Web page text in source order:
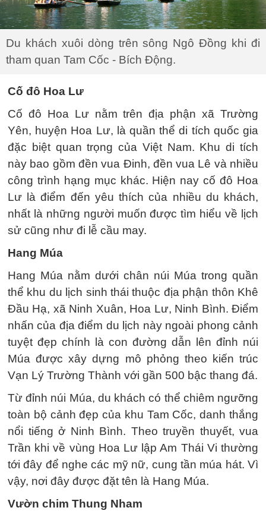
Du khách xuôi dòng trên sông Ngô Đồng khi đi
tham quan Tam Cốc - Bích Động.
Cố đô Hoa Lư
Cố đô Hoa Lư nằm trên địa phận xã Trường
Yên, huyện Hoa Lư, là quần thể di tích quốc gia
đặc biệt quan trọng của Việt Nam. Khu di tích
này bao gồm đền vua Đinh, đền vua Lê và nhiều
công trình hạng mục khác. Hiện nay cố đô Hoa
Lư là điểm đến yêu thích của nhiều du khách,
nhất là những người muốn được tìm hiểu về lịch
sử cũng như đi lễ cầu may.
Hang Múa
Hang Múa nằm dưới chân núi Múa trong quần
thể khu du lịch sinh thái thuộc địa phận thôn Khê
Đầu Hạ, xã Ninh Xuân, Hoa Lư, Ninh Bình. Điểm
nhấn của địa điểm du lịch này ngoài phong cảnh
tuyệt đẹp chính là con đường dẫn lên đỉnh núi
Múa được xây dựng mô phỏng theo kiến trúc
Vạn Lý Trường Thành với gần 500 bậc thang đá.
Từ đỉnh núi Múa, du khách có thể chiêm ngưỡng
toàn bộ cảnh đẹp của khu Tam Cốc, danh thắng
nổi tiếng ở Ninh Bình. Theo truyền thuyết, vua
Trần khi về vùng Hoa Lư lập Am Thái Vi thường
tới đây để nghe các mỹ nữ, cung tần múa hát. Vì
vậy, nơi đây được đặt tên là Hang Múa.
Vườn chim Thung Nham